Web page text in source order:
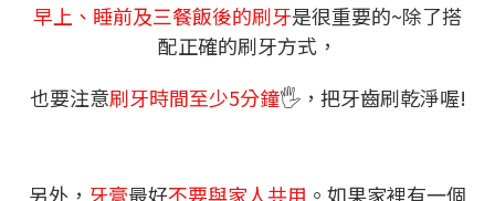
早上、睡前及三餐飯後的刷牙是很重要的~除了搭
配正確的刷牙方式，
也要注意刷牙時間至少5分鐘🖐，把牙齒刷乾淨喔!
另外， 牙膏最好不要與家人共用 。如果家裡有一個